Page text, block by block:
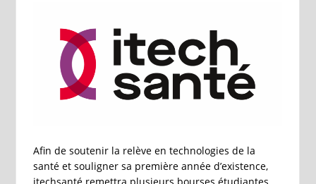
Afin de soutenir la relève en technologies de la
santé et souligner sa première année d’existence,